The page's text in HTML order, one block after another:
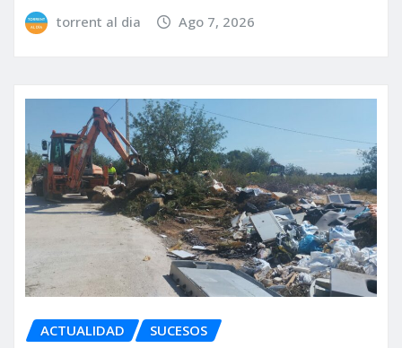
torrent al dia Ago 7, 2026
ACTUALIDAD SUCESOS